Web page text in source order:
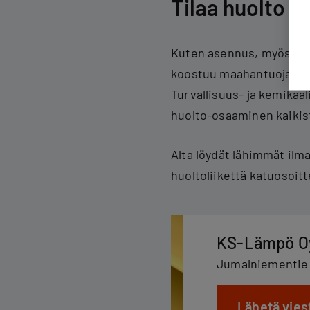
Tilaa huolto
Kuten asennus, myös
koostuu maahantuojan
Turvallisuus- ja
huolto-osaaminen
Alta löydät lähimmät
huoltoliikettä
KS-Lämpö
Jumalniementie
Lähetä